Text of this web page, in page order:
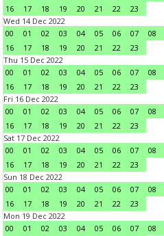
16
17 18 19 20 21 22
23
Wed 14 Dec 2022
00
01 02 03 04 05 06 07 08
16
17 18 19 20 21 22
23
Thu 15 Dec 2022
00
01 02 03 04 05 06 07 08
16
17 18 19 20 21 22
23
Fri 16 Dec 2022
00
01 02 03 04 05 06 07 08
16
17 18 19 20 21 22
23
Sat 17 Dec 2022
00
01 02 03 04 05 06 07 08
16
17 18 19 20 21 22
23
Sun 18 Dec 2022
00
01 02 03 04 05 06 07 08
16
17 18 19 20 21 22
23
Mon 19 Dec 2022
00
01 02 03 04 05 06 07 08